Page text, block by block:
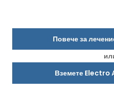
Повече за
Вземете